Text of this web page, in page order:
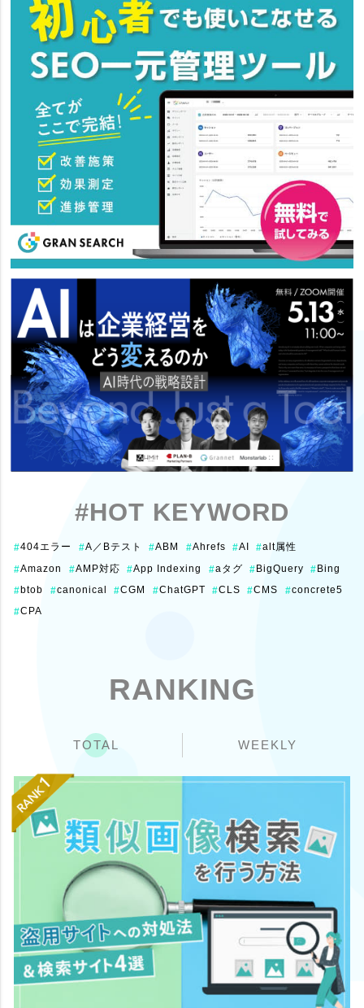
#HOT KEYWORD
#404エラー #A／Bテスト #ABM #Ahrefs #AI #alt属性
#Amazon #AMP対応 #App Indexing #aタグ #BigQuery #Bing
#btob #canonical #CGM #ChatGPT #CLS #CMS #concrete5
#CPA
RANKING
TOTAL WEEKLY